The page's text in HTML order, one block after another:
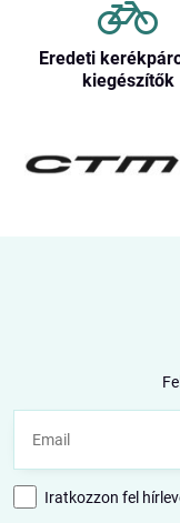
Eredeti
kiegészítők
Iratkozzon fel